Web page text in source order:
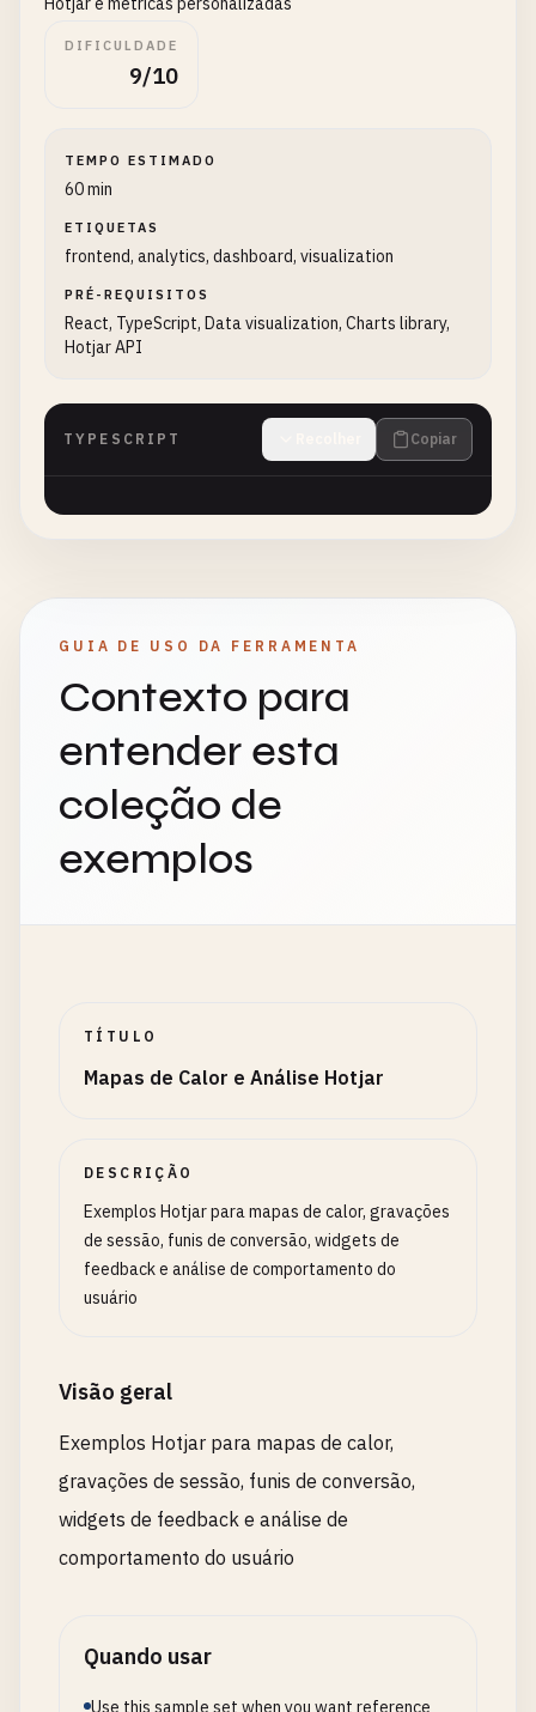
DIFICULDADE
9/10
TEMPO ESTIMADO
60 min
ETIQUETAS
frontend, analytics, dashboard, visualization
PRÉ-REQUISITOS
React, TypeScript, Data visualization, Charts library,
Hotjar API
TYPESCRIPT Copiar
GUIA DE USO DA FERRAMENTA
Contexto para
entender esta
coleção de
exemplos
TÍTULO
Mapas de Calor e Análise Hotjar
DESCRIÇÃO
Exemplos Hotjar para mapas de calor, gravações
de sessão, funis de conversão, widgets de
feedback e análise de comportamento do
usuário
Visão geral
Exemplos Hotjar para mapas de calor,
gravações de sessão, funis de conversão,
widgets de feedback e análise de
comportamento do usuário
Quando usar
Use this sample set when you want reference